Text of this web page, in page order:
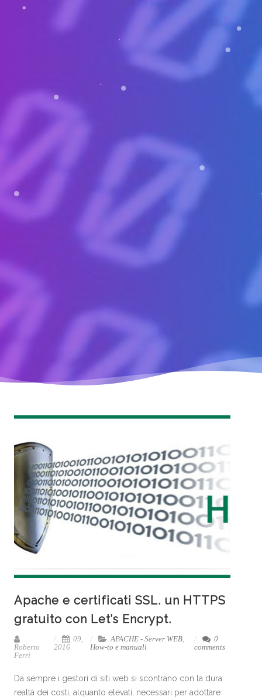
Apache e certificati SSL. un HTTPS
gratuito con Let’s Encrypt.
Roberto
Ferri
09,
2016
APACHE - Server WEB
How-to e manuali
0
comments
Da sempre i gestori di siti web si scontrano con la dura
realtà dei costi, alquanto elevati, necessari per adottare